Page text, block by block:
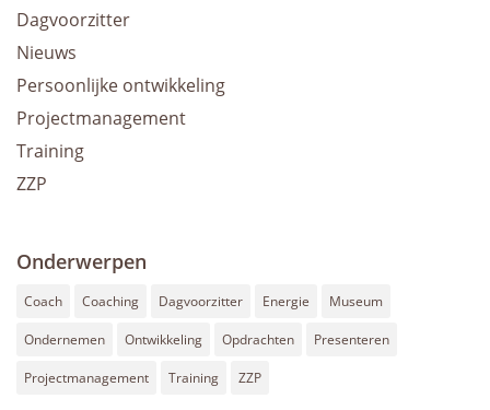
Dagvoorzitter
Nieuws
Persoonlijke ontwikkeling
Projectmanagement
Training
ZZP
Onderwerpen
Coach Coaching Dagvoorzitter Energie Museum
Ondernemen Ontwikkeling Opdrachten Presenteren
Projectmanagement Training ZZP